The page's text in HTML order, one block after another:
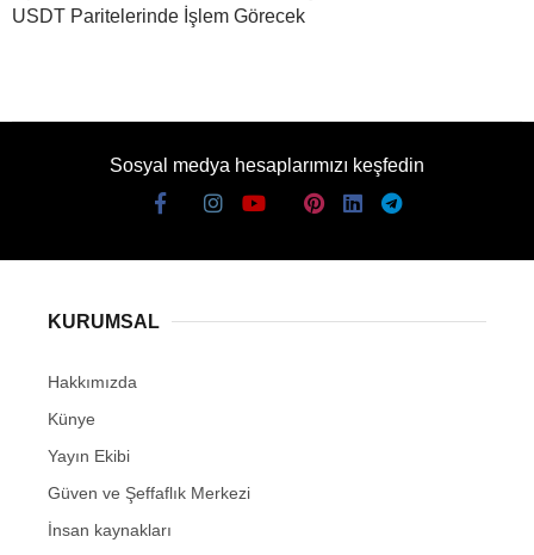
USDT Paritelerinde İşlem Görecek
Sosyal medya hesaplarımızı keşfedin
KURUMSAL
Hakkımızda
Künye
Yayın Ekibi
Güven ve Şeffaflık Merkezi
İnsan kaynakları